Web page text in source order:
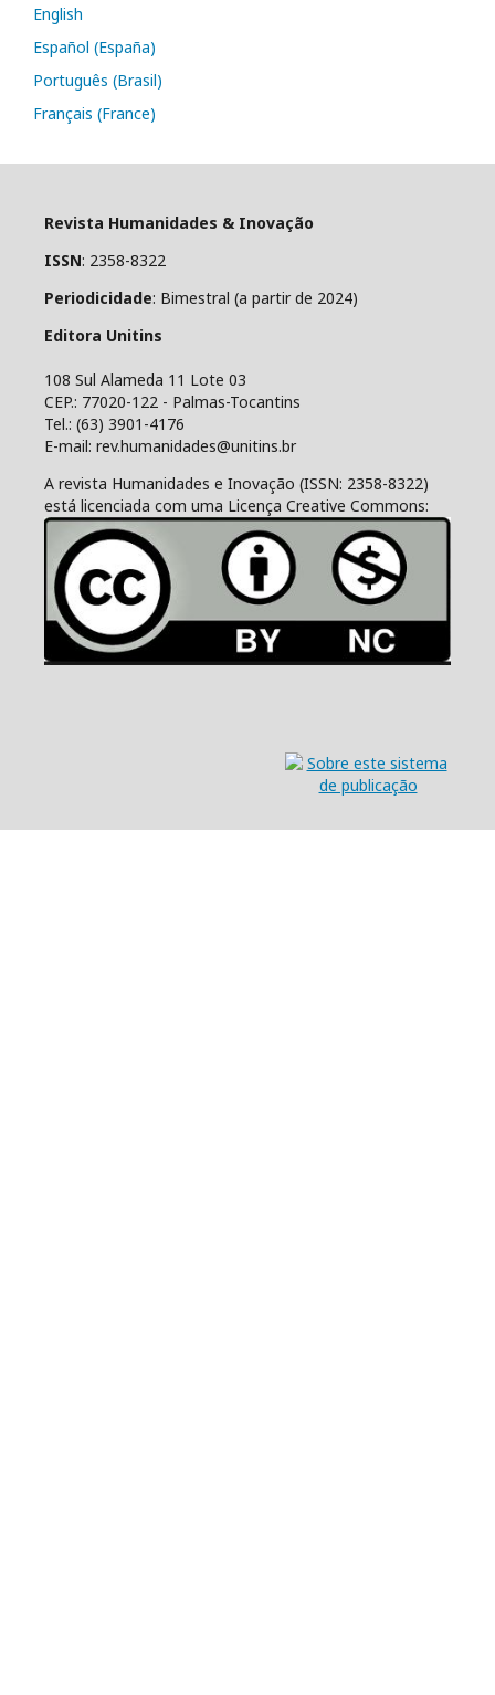
English
Español (España)
Português (Brasil)
Français (France)
Revista Humanidades & Inovação
ISSN: 2358-8322
Periodicidade: Bimestral (a partir de 2024)
Editora Unitins
108 Sul Alameda 11 Lote 03
CEP.: 77020-122 - Palmas-Tocantins
Tel.: (63) 3901-4176
E-mail: rev.humanidades@unitins.br
A revista Humanidades e Inovação (ISSN: 2358-8322)
está licenciada com uma Licença Creative Commons: